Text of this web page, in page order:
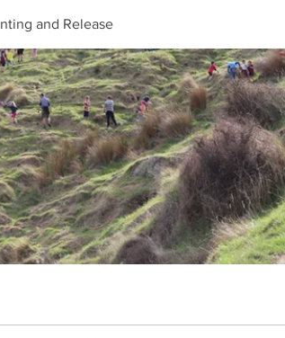
and Release